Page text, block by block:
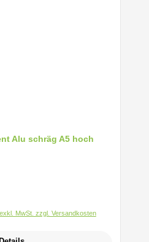
Alu schräg A5 hoch
MwSt. zzgl. Versandkosten